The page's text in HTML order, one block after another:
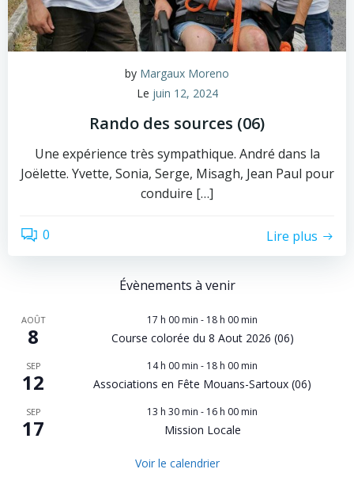
by Margaux Moreno
Le juin 12, 2024
Rando des sources (06)
Une expérience très sympathique. André dans la
Joëlette. Yvette, Sonia, Serge, Misagh, Jean Paul pour
conduire […]
0 Lire plus
Évènements à venir
AOÛT
8
17 h 00 min - 18 h 00 min
Course colorée du 8 Aout 2026 (06)
SEP
12
14 h 00 min - 18 h 00 min
Associations en Fête Mouans-Sartoux (06)
SEP
17
13 h 30 min - 16 h 00 min
Mission Locale
Voir le calendrier